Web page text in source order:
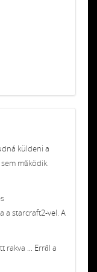
küldeni a
működik.
a starcraft2-vel. A
rakva ... Erről a